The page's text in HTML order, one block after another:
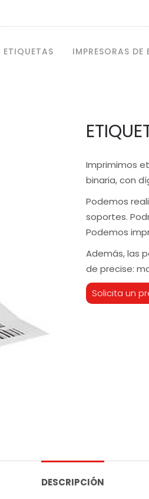
ETIQUETAS IMPRESORAS DE
Imprimimos
binaria, con
Podemos
soportes.
Podemos
Además, las
de precise:
Solicita un
DESCRIPCIÓN